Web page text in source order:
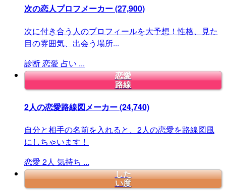
次の恋人プロフメーカー(27,900)
次に付き合う人のプロフィールを大予想！性格、見た
目の雰囲気、出会う場所...
診断恋愛 占い ...
恋愛
路線
2人の恋愛路線図メーカー(24,740)
自分と相手の名前を入れると、2人の恋愛を路線図風
にしちゃいます！
恋愛 2人 気持ち ...
した
い度